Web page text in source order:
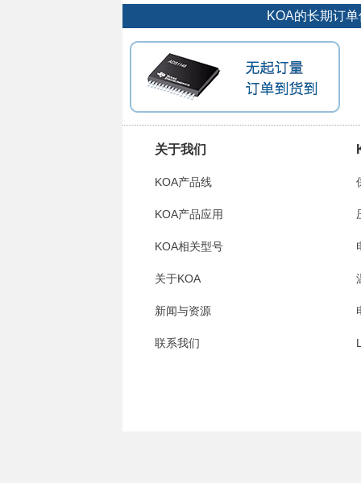
KOA的长期订
关于我们
KOA产品线
KOA产品应用
KOA相关型号
关于KOA
新闻与资源
联系我们